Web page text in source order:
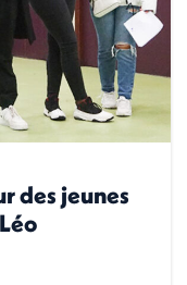
des jeunes